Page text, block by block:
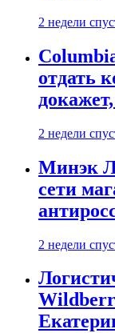
2 недели
отдать
2 недели
Минэк
сети
2 недели